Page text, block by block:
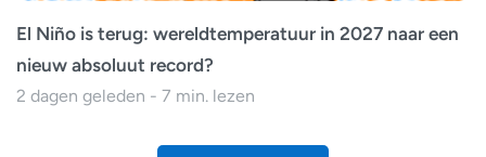
El Niño is terug: wereldtemperatuur in 2027 naar een
nieuw absoluut record?
2 dagen geleden - 7 min. lezen